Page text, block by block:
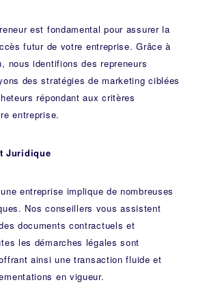
est fondamental pour assurer la
futur de votre entreprise. Grâce à
nous identifions des repreneurs
des stratégies de marketing ciblées
répondant aux critères
entreprise.
Juridique
entreprise implique de nombreuses
Nosconseillers vous assistent
documents contractuels et
les démarches légales sont
ainsi une transaction fluide et
en vigueur.